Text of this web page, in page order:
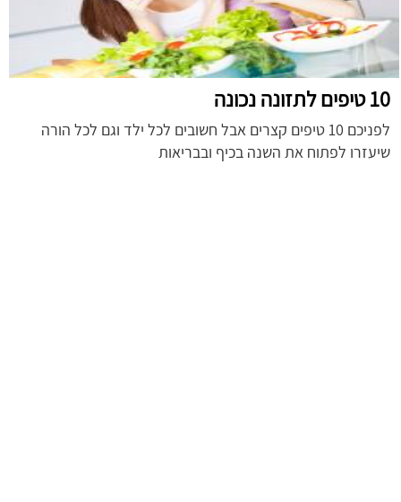
10 טיפים לתזונה נכונה
לפניכם 10 טיפים קצרים אבל חשובים לכל ילד וגם לכל הורה
שיעזרו לפתוח את השנה בכיף ובבריאות